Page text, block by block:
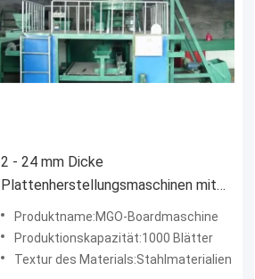
2 - 24 mm Dicke
Plattenherstellungsmaschinen mit
4 kW Hydraulikleistung und 1,1 kW
Vibrationsleistung
Produktname:MGO-Boardmaschine
Produktionskapazität:1000 Blätter
Textur des Materials:Stahlmaterialien